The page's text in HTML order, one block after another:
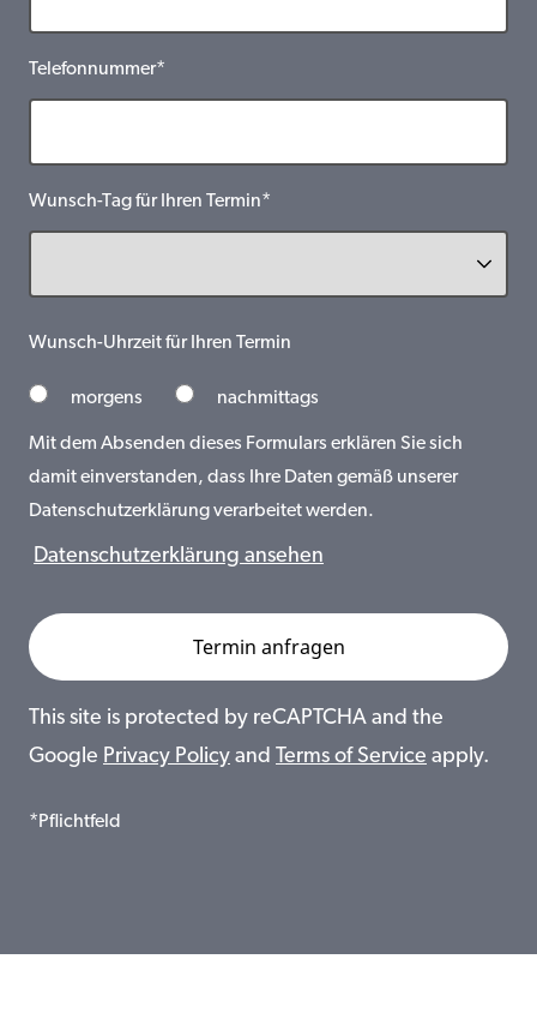
Telefonnummer*
Wunsch-Tag für Ihren Termin*
Wunsch-Uhrzeit für Ihren Termin
morgens nachmittags
Mit dem Absenden dieses Formulars erklären Sie sich
damit einverstanden, dass Ihre Daten gemäß unserer
Datenschutzerklärung verarbeitet werden.
Datenschutzerklärung ansehen
This site is protected by reCAPTCHA and the
Google Privacy Policy and Terms of Service apply.
*Pflichtfeld